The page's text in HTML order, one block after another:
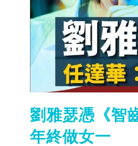
劉雅瑟憑《智
年終做女一